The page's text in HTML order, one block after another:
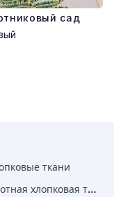
сад
ткани
Плотная хлопковая ткань